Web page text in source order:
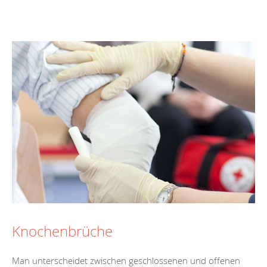
Knochenbrüche
Man unterscheidet zwischen geschlossenen und offenen